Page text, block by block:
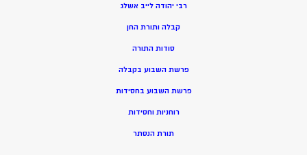
רבי יהודה לייב אשלג
קבלה ותורת החן
סודות התורה
פרשת השבוע בקבלה
פרשת השבוע בחסידות
רוחניות וחסידות
תורת הנסתר